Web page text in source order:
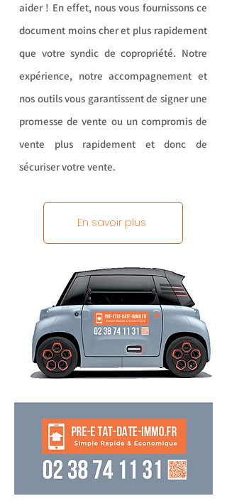
aider ! En effet, nous vous fournissons ce
document moins cher et plus rapidement
que votre syndic de copropriété. Notre
expérience, notre accompagnement et
nos outils vous garantissent de signer une
promesse de vente ou un compromis de
vente plus rapidement et donc de
sécuriser votre vente.
En savoir plus